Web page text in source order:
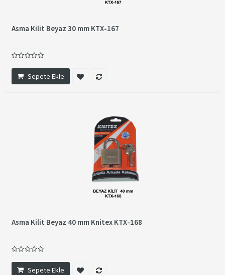
Asma Kilit Beyaz 30 mm KTX-167
Sepete Ekle
Asma Kilit Beyaz 40 mm Knitex KTX-168
Sepete Ekle